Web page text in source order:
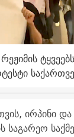
ირპინი
საგარეო